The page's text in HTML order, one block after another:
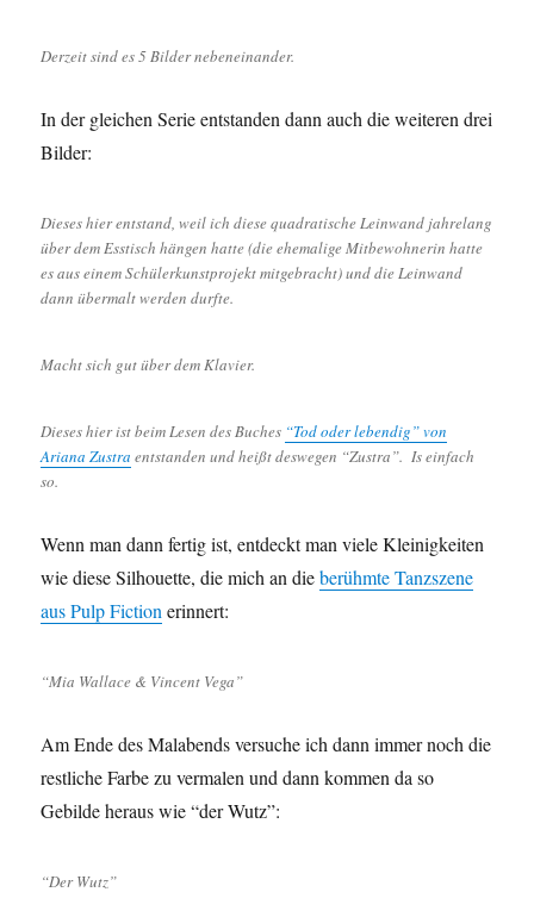
Derzeit sind es 5 Bilder nebeneinander.
In der gleichen Serie entstanden dann auch die weiteren drei
Bilder:
Dieses hier entstand, weil ich diese quadratische Leinwand jahrelang
über dem Esstisch hängen hatte (die ehemalige Mitbewohnerin hatte
es aus einem Schülerkunstprojekt mitgebracht) und die Leinwand
dann übermalt werden durfte.
Macht sich gut über dem Klavier.
Dieses hier ist beim Lesen des Buches “Tod oder lebendig” von
Ariana Zustra entstanden und heißt deswegen “Zustra”. Is einfach
so.
Wenn man dann fertig ist, entdeckt man viele Kleinigkeiten
wie diese Silhouette, die mich an dieberühmte Tanzszene
aus Pulp Fictionerinnert:
“Mia Wallace & Vincent Vega”
Am Ende des Malabends versuche ich dann immer noch die
restliche Farbe zu vermalen und dann kommen da so
Gebilde heraus wie “der Wutz”:
“Der Wutz”